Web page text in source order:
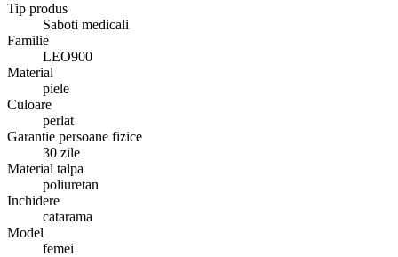
Tip produs
Saboti medicali
Familie
LEO900
Material
piele
Culoare
perlat
Garantie persoane fizice
30 zile
Material talpa
poliuretan
Inchidere
catarama
Model
femei